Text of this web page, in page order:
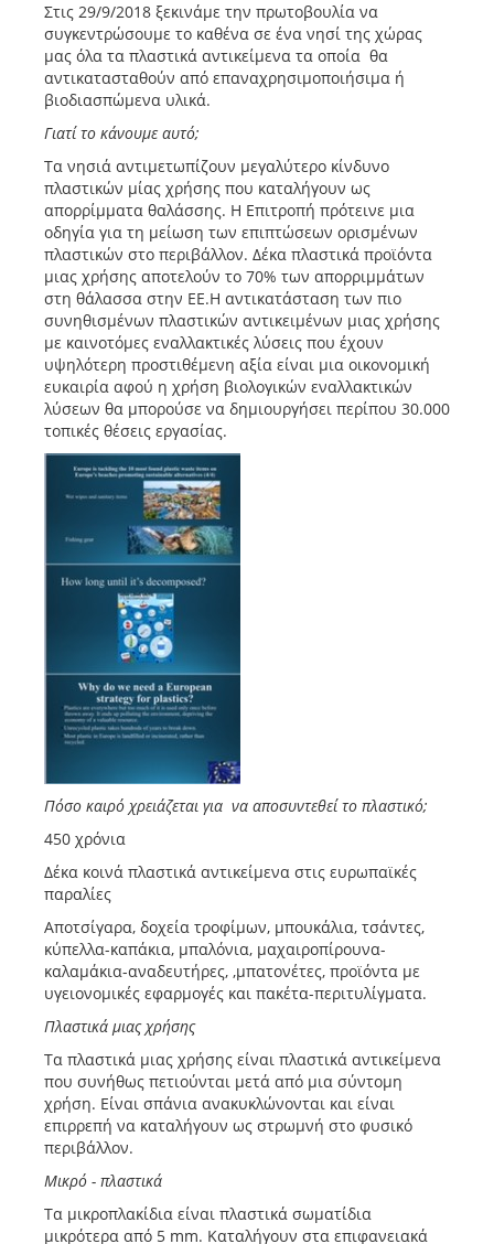
Στις 29/9/2018 ξεκινάμε την πρωτοβουλία να
συγκεντρώσουμε το καθένα σε ένα νησί της χώρας
μας όλα τα πλαστικά αντικείμενα τα οποία θα
αντικατασταθούν από επαναχρησιμοποιήσιμα ή
βιοδιασπώμενα υλικά.
Γιατί το κάνουμε αυτό;
Τα νησιά αντιμετωπίζουν μεγαλύτερο κίνδυνο
πλαστικών μίας χρήσης που καταλήγουν ως
απορρίμματα θαλάσσης. Η Επιτροπή πρότεινε μια
οδηγία για τη μείωση των επιπτώσεων ορισμένων
πλαστικών στο περιβάλλον. Δέκα πλαστικά προϊόντα
μιας χρήσης αποτελούν το 70% των απορριμμάτων
στη θάλασσα στην ΕΕ.Η αντικατάσταση των πιο
συνηθισμένων πλαστικών αντικειμένων μιας χρήσης
με καινοτόμες εναλλακτικές λύσεις που έχουν
υψηλότερη προστιθέμενη αξία είναι μια οικονομική
ευκαιρία αφού η χρήση βιολογικών εναλλακτικών
λύσεων θα μπορούσε να δημιουργήσει περίπου 30.000
τοπικές θέσεις εργασίας.
Πόσο καιρό χρειάζεται για να αποσυντεθεί το πλαστικό;
450 χρόνια
Δέκα κοινά πλαστικά αντικείμενα στις ευρωπαϊκές
παραλίες
Αποτσίγαρα, δοχεία τροφίμων, μπουκάλια, τσάντες,
κύπελλα-καπάκια, μπαλόνια, μαχαιροπίρουνα-
καλαμάκια-αναδευτήρες, ,μπατονέτες, προϊόντα με
υγειονομικές εφαρμογές και πακέτα-περιτυλίγματα.
Πλαστικά μιας χρήσης
Τα πλαστικά μιας χρήσης είναι πλαστικά αντικείμενα
που συνήθως πετιούνται μετά από μια σύντομη
χρήση. Είναι σπάνια ανακυκλώνονται και είναι
επιρρεπή να καταλήγουν ως στρωμνή στο φυσικό
περιβάλλον.
Μικρό - πλαστικά
Τα μικροπλακίδια είναι πλαστικά σωματίδια
μικρότερα από 5 mm. Καταλήγουν στα επιφανειακά